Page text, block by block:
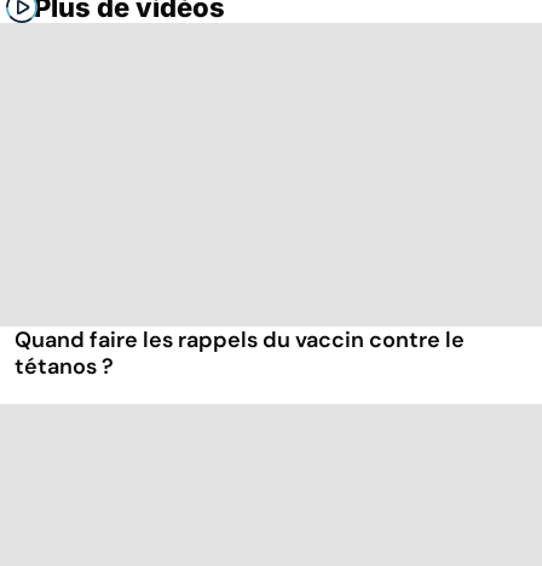
Plus de vidéos
Quand faire les rappels du vaccin contre le
tétanos ?